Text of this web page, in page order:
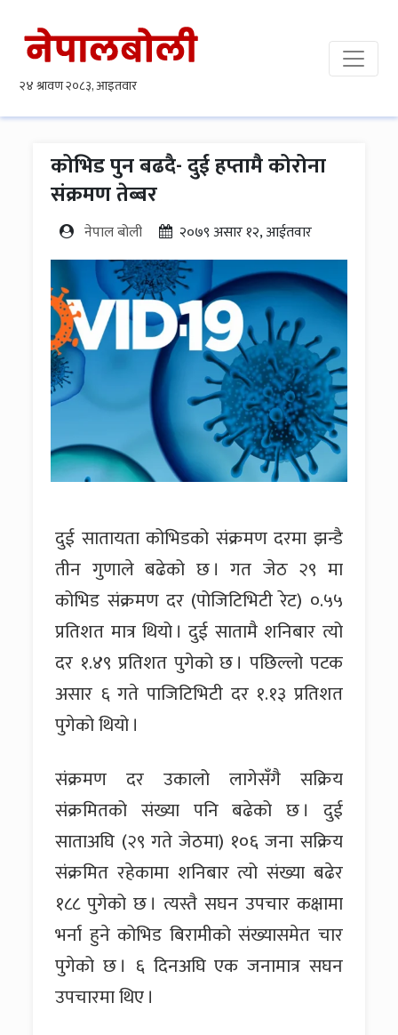
कोभिड पुन बढदै- दुई हप्तामै कोरोना
संक्रमण तेब्बर
नेपाल बोली २०७९ असार १२, आईतवार
दुई सातायता कोभिडको संक्रमण दरमा झन्डै
तीन गुणाले बढेको छ । गत जेठ २९ मा
कोभिड संक्रमण दर (पोजिटिभिटी रेट) ०.५५
प्रतिशत मात्र थियो । दुई सातामै शनिबार त्यो
दर १.४९ प्रतिशत पुगेको छ । पछिल्लो पटक
असार ६ गते पाजिटिभिटी दर १.१३ प्रतिशत
पुगेको थियो ।
संक्रमण दर उकालो लागेसँगै सक्रिय
संक्रमितको संख्या पनि बढेको छ । दुई
साताअघि (२९ गते जेठमा) १०६ जना सक्रिय
संक्रमित रहेकामा शनिबार त्यो संख्या बढेर
१८८ पुगेको छ । त्यस्तै सघन उपचार कक्षामा
भर्ना हुने कोभिड बिरामीको संख्यासमेत चार
पुगेको छ । ६ दिनअघि एक जनामात्र सघन
उपचारमा थिए ।